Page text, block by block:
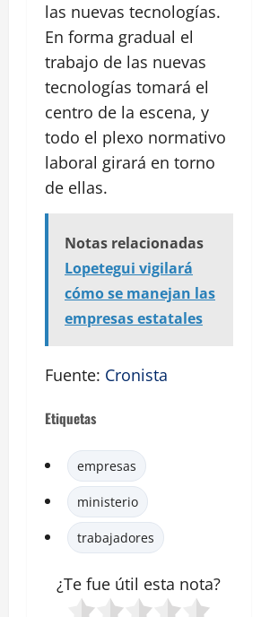
las nuevas tecnologías.
En forma gradual el
trabajo de las nuevas
tecnologías tomará el
centro de la escena, y
todo el plexo normativo
laboral girará en torno
de ellas.
Notas relacionadas
Lopetegui vigilará
cómo se manejan las
empresas estatales
Fuente: Cronista
Etiquetas
empresas
ministerio
trabajadores
¿Te fue útil esta nota?